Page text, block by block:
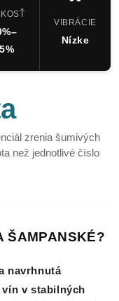
VIBRÁCIE
Nízke
zrenia šumivých
než jednotlivé číslo
ŠAMPANSKÉ?
navrhnutá
v stabilných